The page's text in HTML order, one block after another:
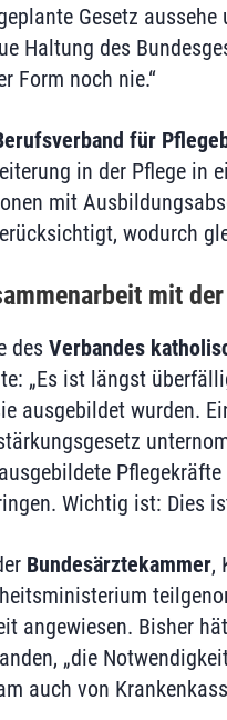
Gesetz
Haltung des
Form noch nie.“
für
in der Pflege in
mit
wodurch
mit
des Verbandes
„Es ist längst
ausgebildet wurden.
Wichtig ist: Dies
Bundesärztekammer,
angewiesen. Bisher
„die
auch von